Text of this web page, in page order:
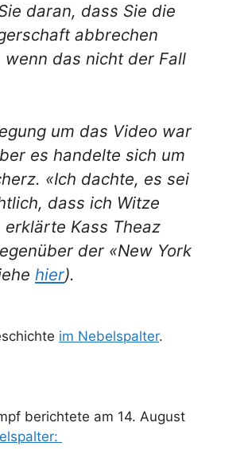
daran, dass Sie die
abbrechen
wenn das nicht der Fall
um das Video war
es handelte sich um
«Ich dachte, es sei
dass ich Witze
erklärte Kass Theaz
der «New York
hier).
im Nebelspalter.
berichtete am 14. August